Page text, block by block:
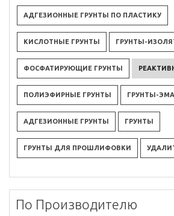
АДГЕЗИОННЫЕ ГРУНТЫ ПО ПЛАСТИКУ
КИСЛОТНЫЕ ГРУНТЫ ГРУНТЫ-
ФОСФАТИРУЮЩИЕ ГРУНТЫ
ПОЛИЭФИРНЫЕ ГРУНТЫ ГРУНТЫ-
АДГЕЗИОННЫЕ ГРУНТЫ ГРУНТЫ
ГРУНТЫ ДЛЯ ПРОШЛИФОВКИ
По Производителю